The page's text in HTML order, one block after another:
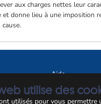
utilise des
utilisés pour vous permettre
aux charges nettes leur
et donne lieu à une imposition
cause.
Aide
A propos du site
Notice légale